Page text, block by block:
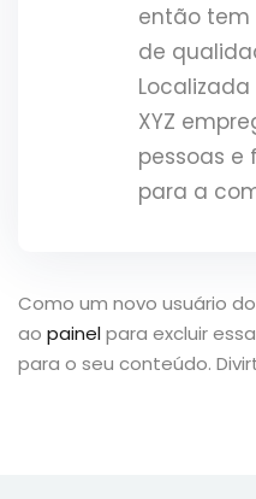
então tem
de
XYZ
pessoas e
para a
Como um novo usuário
ao painelpara excluir
para o seu conteúdo.